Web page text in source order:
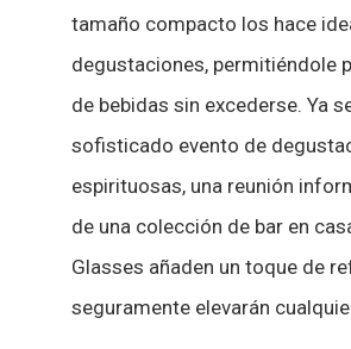
tamaño compacto los hace
degustaciones, permitiéndole
de bebidas sin excederse. Ya
sofisticado evento de
espirituosas, una reunión
de una colección de bar en
Glasses añaden un toque de
seguramente elevarán